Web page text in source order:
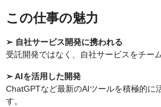
この仕事の魅力
➢ 自社サービス開発に携われる
受託開発ではなく、自社サービスをチー
➢ AIを活用した開発
ChatGPTなど最新のAIツールを積極的に
す。